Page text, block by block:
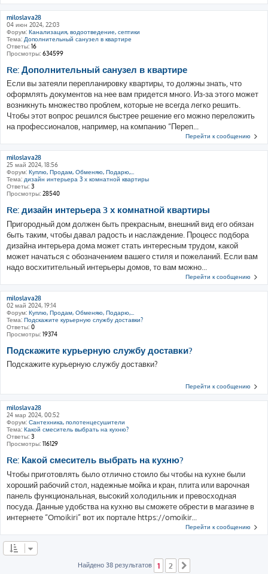
miloslava28
04 июн 2024, 22:03
Форум: Канализация, водоотведение, септики
Тема: Дополнительный санузел в квартире
Ответы: 16
Просмотры: 634599
Re: Дополнительный санузел в квартире
Если вы затеяли перепланировку квартиры, то должны знать, что
оформлять документов на нее вам придется много. Из-за этого может
возникнуть множество проблем, которые не всегда легко решить.
Чтобы этот вопрос решился быстрее решение его можно переложить
на профессионалов, например, на компанию “Переп...
Перейти к сообщению
miloslava28
25 май 2024, 18:56
Форум: Куплю, Продам, Обменяю, Подарю,...
Тема: дизайн интерьера 3 х комнатной квартиры
Ответы: 3
Просмотры: 28540
Re: дизайн интерьера 3 х комнатной квартиры
Пригородный дом должен быть прекрасным, внешний вид его обязан
быть таким, чтобы давал радость и наслаждение. Процесс подбора
дизайна интерьера дома может стать интересным трудом, какой
может начаться с обозначением вашего стиля и пожеланий. Если вам
надо восхитительный интерьеры домов, то вам можно...
Перейти к сообщению
miloslava28
02 май 2024, 19:14
Форум: Куплю, Продам, Обменяю, Подарю,...
Тема: Подскажите курьерную службу доставки?
Ответы: 0
Просмотры: 19374
Подскажите курьерную службу доставки?
Подскажите курьерную службу доставки?
Перейти к сообщению
miloslava28
24 мар 2024, 00:52
Форум: Сантехника, полотенцесушители
Тема: Какой смеситель выбрать на кухню?
Ответы: 3
Просмотры: 116129
Re: Какой смеситель выбрать на кухню?
Чтобы приготовлять было отлично стоило бы чтобы на кухне были
хороший рабочий стол, надежные мойка и кран, плита или варочная
панель функциональная, высокий холодильник и превосходная
посуда. Данные удобства на кухню вы сможете обрести в магазине в
интернете “Omoikiri” вот их портале https://omoikir...
Перейти к сообщению
Найдено 38 результатов 1 2